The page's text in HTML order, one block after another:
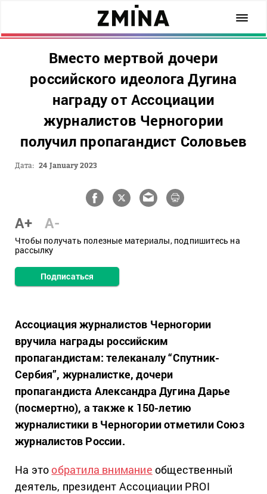
Вместо мертвой дочери
российского идеолога Дугина
награду от Ассоциации
журналистов Черногории
получил пропагандист Соловьев
Дата: 24 January 2023
A+ A-
Чтобы получать полезные материалы, подпишитесь на
рассылку
Подписаться
Ассоциация журналистов Черногории
вручила награды российским
пропагандистам: телеканалу “Спутник-
Сербия”, журналистке, дочери
пропагандиста Александра Дугина Дарье
(посмертно), а также к 150-летию
журналистики в Черногории отметили Союз
журналистов России.
На это обратила внимание общественный
деятель, президент Ассоциации PROI